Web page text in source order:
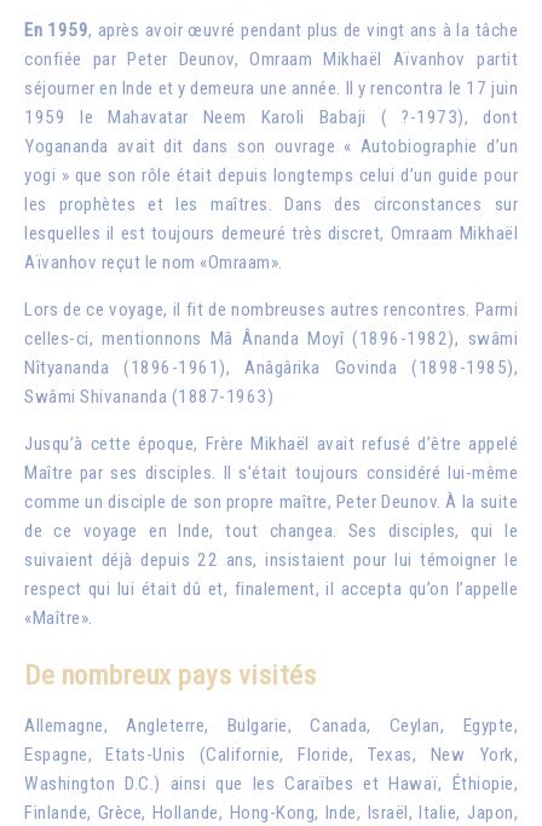
En 1959, après avoir œuvré pendant plus de vingt ans à la tâche
confiée par Peter Deunov, Omraam Mikhaël Aïvanhov partit
séjourner en Inde et y demeura une année. Il y rencontra le 17 juin
1959 le Mahavatar Neem Karoli Babaji ( ?-1973), dont
Yogananda avait dit dans son ouvrage « Autobiographie d’un
yogi » que son rôle était depuis longtemps celui d’un guide pour
les prophètes et les maîtres. Dans des circonstances sur
lesquelles il est toujours demeuré très discret, Omraam Mikhaël
Aïvanhov reçut le nom «Omraam».
Lors de ce voyage, il fit de nombreuses autres rencontres. Parmi
celles-ci, mentionnons Mâ Ânanda Moyî (1896-1982), swâmi
Nîtyananda (1896-1961), Anâgârika Govinda (1898-1985),
Swâmi Shivananda (1887-1963)
Jusqu’à cette époque, Frère Mikhaël avait refusé d’être appelé
Maître par ses disciples. Il s’était toujours considéré lui-même
comme un disciple de son propre maître, Peter Deunov. À la suite
de ce voyage en Inde, tout changea. Ses disciples, qui le
suivaient déjà depuis 22 ans, insistaient pour lui témoigner le
respect qui lui était dû et, finalement, il accepta qu’on l’appelle
«Maître».
De nombreux pays visités
Allemagne, Angleterre, Bulgarie, Canada, Ceylan, Egypte,
Espagne, Etats-Unis (Californie, Floride, Texas, New York,
Washington D.C.) ainsi que les Caraïbes et Hawaï, Éthiopie,
Finlande, Grèce, Hollande, Hong-Kong, Inde, Israël, Italie, Japon,